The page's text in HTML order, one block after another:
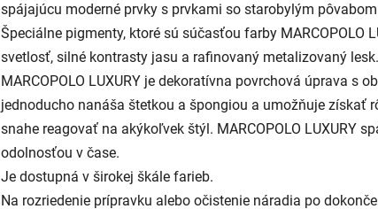
spájajúcu moderné prvky s prvkami so starobylým
Špeciálne pigmenty, ktoré sú súčasťou farby MARCOPOLO
svetlosť, silné kontrasty jasu a rafinovaný metalizovaný lesk.
MARCOPOLO LUXURY je dekoratívna povrchová úprava s
jednoducho nanáša štetkou a špongiou a umožňuje získať
snahe reagovať na akýkoľvek štýl. MARCOPOLO LUXURY
odolnosťou v čase.
Je dostupná v širokej škále farieb.
Na rozriedenie prípravku alebo očistenie náradia po